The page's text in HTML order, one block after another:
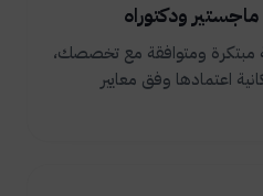
ودكتوراه
مبتكرة ومتوافقة مع تخصصك،
اعتمادها وفق معايير